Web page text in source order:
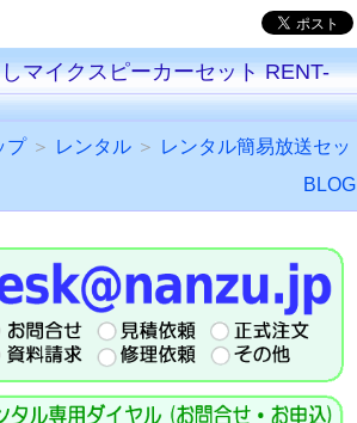
マイクスピーカーセット RENT-
プ＞ レンタル ＞ レンタル簡易放送セッ
BLOG